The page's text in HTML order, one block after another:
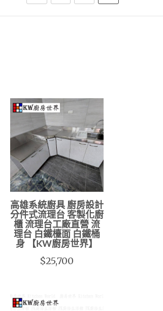
高雄系統廚具 廚房設計
分件式流理台 客製化廚
櫃 流理台工廠直營 流
理台 白鐵檯面 白鐵桶
身 【KW廚房世界】
$25,700